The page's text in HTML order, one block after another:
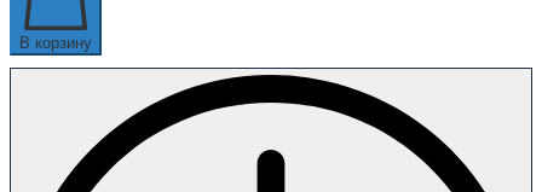
В корзину